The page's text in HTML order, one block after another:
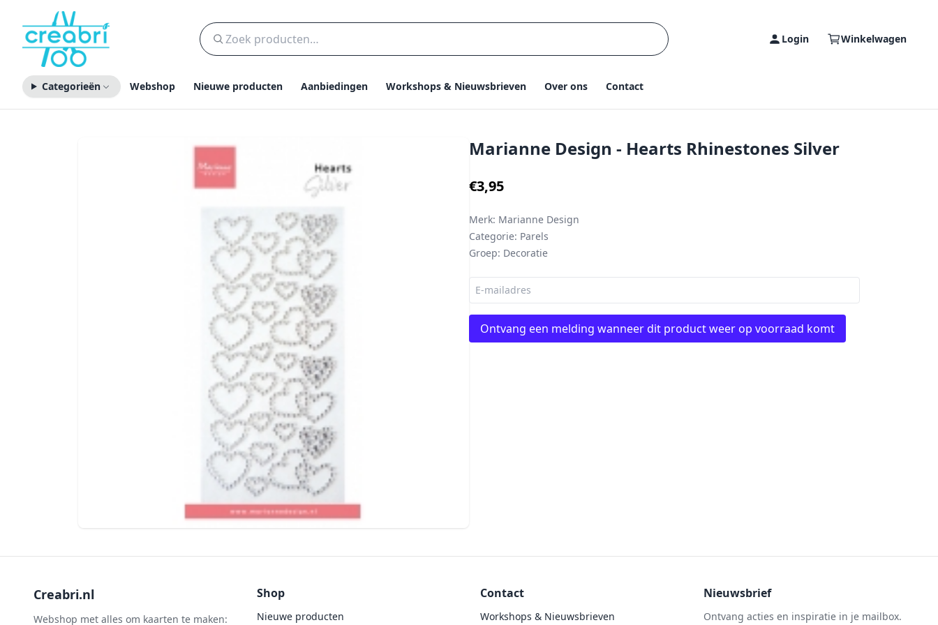
Login Winkelwagen
Categorieën Webshop Nieuwe producten Aanbiedingen Workshops & Nieuwsbrieven Over ons Contact
Marianne Design - Hearts Rhinestones Silver
€3,95
Merk: Marianne Design
Categorie: Parels
Groep: Decoratie
Ontvang een melding wanneer dit product weer op voorraad komt
Creabri.nl
Webshop met alles om kaarten te maken:
Shop
Nieuwe producten
Contact
Workshops & Nieuwsbrieven
Nieuwsbrief
Ontvang acties en inspiratie in je mailbox.